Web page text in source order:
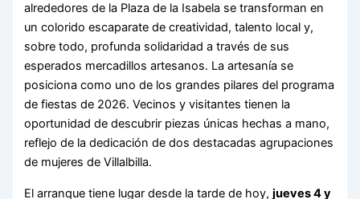
alrededores de la Plaza de la Isabela se transforman en
un colorido escaparate de creatividad, talento local y,
sobre todo, profunda solidaridad a través de sus
esperados mercadillos artesanos. La artesanía se
posiciona como uno de los grandes pilares del programa
de fiestas de 2026. Vecinos y visitantes tienen la
oportunidad de descubrir piezas únicas hechas a mano,
reflejo de la dedicación de dos destacadas agrupaciones
de mujeres de Villalbilla.
El arranque tiene lugar desde la tarde de hoy,jueves 4 y